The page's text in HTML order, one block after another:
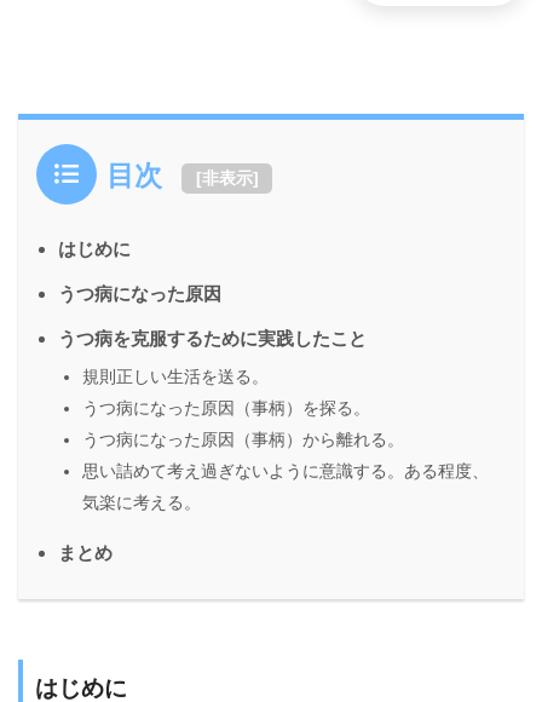
目次 [非表示]
はじめに
うつ病になった原因
うつ病を克服するために実践したこと
規則正しい生活を送る。
うつ病になった原因（事柄）を探る。
うつ病になった原因（事柄）から離れる。
思い詰めて考え過ぎないように意識する。ある程度、
気楽に考える。
まとめ
はじめに